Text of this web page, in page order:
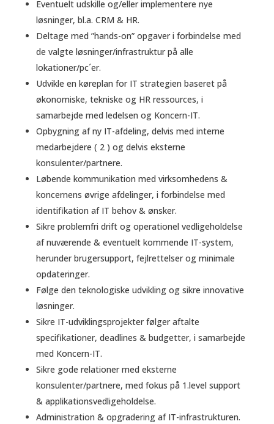
Eventuelt udskille og/eller implementere nye
løsninger, bl.a. CRM & HR.
Deltage med ”hands-on” opgaver i forbindelse med
de valgte løsninger/infrastruktur på alle
lokationer/pc´er.
Udvikle en køreplan for IT strategien baseret på
økonomiske, tekniske og HR ressources, i
samarbejde med ledelsen og Koncern-IT.
Opbygning af ny IT-afdeling, delvis med interne
medarbejdere ( 2 ) og delvis eksterne
konsulenter/partnere.
Løbende kommunikation med virksomhedens &
koncernens øvrige afdelinger, i forbindelse med
identifikation af IT behov & ønsker.
Sikre problemfri drift og operationel vedligeholdelse
af nuværende & eventuelt kommende IT-system,
herunder brugersupport, fejlrettelser og minimale
opdateringer.
Følge den teknologiske udvikling og sikre innovative
løsninger.
Sikre IT-udviklingsprojekter følger aftalte
specifikationer, deadlines & budgetter, i samarbejde
med Koncern-IT.
Sikre gode relationer med eksterne
konsulenter/partnere, med fokus på 1.level support
& applikationsvedligeholdelse.
Administration & opgradering af IT-infrastrukturen.